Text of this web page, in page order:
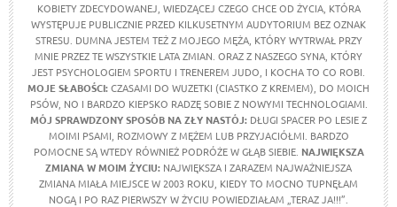
KOBIETY ZDECYDOWANEJ, WIEDZĄCEJ CZEGO CHCE OD ŻYCIA, KTÓRA
WYSTĘPUJE PUBLICZNIE PRZED KILKUSETNYM AUDYTORIUM BEZ OZNAK
STRESU. DUMNA JESTEM TEŻ Z MOJEGO MĘŻA, KTÓRY WYTRWAŁ PRZY
MNIE PRZEZ TE WSZYSTKIE LATA ZMIAN. ORAZ Z NASZEGO SYNA, KTÓRY
JEST PSYCHOLOGIEM SPORTU I TRENEREM JUDO, I KOCHA TO CO ROBI.
MOJE SŁABOŚCI:CZASAMI DO WUZETKI (CIASTKO Z KREMEM), DO MOICH
PSÓW, NO I BARDZO KIEPSKO RADZĘ SOBIE Z NOWYMI TECHNOLOGIAMI.
MÓJ SPRAWDZONY SPOSÓB NA ZŁY NASTÓJ: DŁUGI SPACER PO LESIE Z
MOIMI PSAMI, ROZMOWY Z MĘŻEM LUB PRZYJACIÓŁMI. BARDZO
POMOCNE SĄ WTEDY RÓWNIEŻ PODRÓŻE W GŁĄB SIEBIE. NAJWIĘKSZA
ZMIANA W MOIM ŻYCIU: NAJWIĘKSZA I ZARAZEM NAJWAŻNIEJSZA
ZMIANA MIAŁA MIEJSCE W 2003 ROKU, KIEDY TO MOCNO TUPNĘŁAM
NOGĄ I PO RAZ PIERWSZY W ŻYCIU POWIEDZIAŁAM „TERAZ JA!!!”.